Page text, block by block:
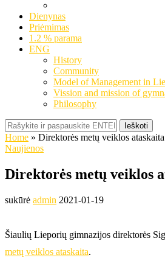
Dienynas
Priėmimas
1.2 % parama
ENG
History
Community
Model of Management in
Vission and mission of
Philosophy
Ieškoti
Home » Direktorės metų veiklos ataskaita
Naujienos
Direktorės metų veiklos
sukūrė admin 2021-01-19
Šiaulių Lieporių gimnazijos direktorės
metų veiklos ataskaita.